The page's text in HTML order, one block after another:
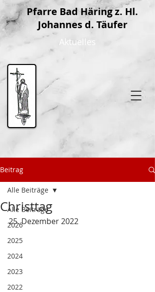
Pfarre Bad Häring z. Hl.
Johannes d. Täufer
Aktuelles
Beitrag
Alle Beiträge
2026
2025
2024
2023
2022
Alle Beiträge
Christtag
25. Dezember 2022